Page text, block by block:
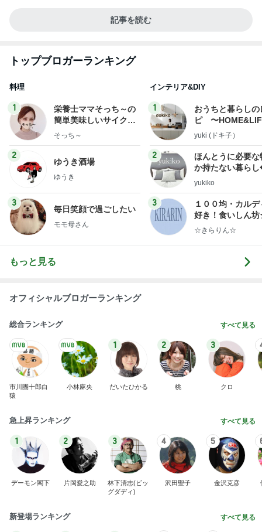
記事を読む
トップブロガーランキング
料理
1
栄養士ママそっち～の
簡単美味しいサイクル
献立
そっち～
2
ゆうき酒場
ゆうき
3
毎日笑顔で過ごしたい
モモ母さん
インテリア&DIY
1
おうちと暮らしの
ピ 〜
yuki (ドキ子）
2
ほんとうに必要な
か持たない暮ら
ep Life Simple◆
yukiko
3
１００均・カルデ
好き！食いしん
らりん☆のブログ
☆きらりん☆
もっと見る
オフィシャルブロガーランキング
総合ランキング すべて見る
市川團十郎白
猿
小林麻央
1
だいたひかる
2
桃
3
クロ
急上昇ランキング すべて見る
1
デーモン閣下
2
片岡愛之助
3
林下清志(ビッ
グダディ)
4
沢田聖子
5
金沢克彦
新登場ランキング すべて見る